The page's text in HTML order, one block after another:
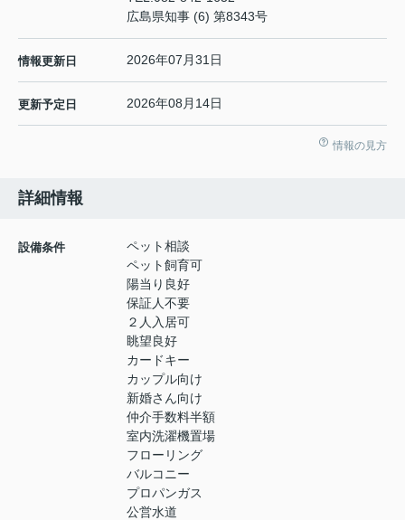
広島県知事 (6) 第8343号
情報更新日 2026年07月31日
更新予定日 2026年08月14日
情報の見方
詳細情報
設備条件
ペット相談
ペット飼育可
陽当り良好
保証人不要
２人入居可
眺望良好
カードキー
カップル向け
新婚さん向け
仲介手数料半額
室内洗濯機置場
フローリング
バルコニー
プロパンガス
公営水道